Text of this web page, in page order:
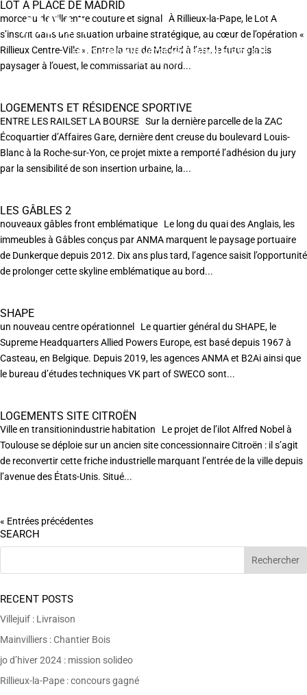
LOT A PLACE DE MADRID
morceau de villeentre couture et signal À Rillieux-la-Pape, le Lot A
s’inscrit dans une situation urbaine stratégique, au cœur de l’opération «
Rillieux Centre-Ville ». Entre la rue de Madrid à l’est, le futur glacis
paysager à l’ouest, le commissariat au nord...
LOGEMENTS ET RÉSIDENCE SPORTIVE
ENTRE LES RAILSET LA BOURSE Sur la dernière parcelle de la ZAC
Écoquartier d’Affaires Gare, dernière dent creuse du boulevard Louis-
Blanc à la Roche-sur-Yon, ce projet mixte a remporté l’adhésion du jury
par la sensibilité de son insertion urbaine, la...
LES GÂBLES 2
nouveaux gâbles front emblématique Le long du quai des Anglais, les
immeubles à Gâbles conçus par ANMA marquent le paysage portuaire
de Dunkerque depuis 2012. Dix ans plus tard, l’agence saisit l’opportunité
de prolonger cette skyline emblématique au bord...
SHAPE
un nouveau centre opérationnel Le quartier général du SHAPE, le
Supreme Headquarters Allied Powers Europe, est basé depuis 1967 à
Casteau, en Belgique. Depuis 2019, les agences ANMA et B2Ai ainsi que
le bureau d’études techniques VK part of SWECO sont...
LOGEMENTS SITE CITROËN
Ville en transitionindustrie habitation Le projet de l’ilot Alfred Nobel à
Toulouse se déploie sur un ancien site concessionnaire Citroën : il s’agit
de reconvertir cette friche industrielle marquant l’entrée de la ville depuis
l’avenue des États-Unis. Situé...
« Entrées précédentes
SEARCH
RECENT POSTS
Villejuif : Livraison
Mainvilliers : Chantier Bois
jo d’hiver 2024 : mission solideo
Rillieux-la-Pape : concours gagné
EN POURSUIVANT VOTRE NAVIGATION SUR CE SITE
VOUS ACCEPTEZ L’UTILISATION DE COOKIES
AFIN DE RÉALISER DES STATISTIQUES ANONYMES DE VISITE.